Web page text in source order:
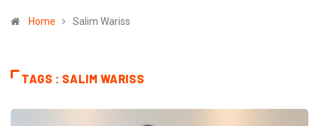
Home Salim Wariss
TAGS : SALIM WARISS